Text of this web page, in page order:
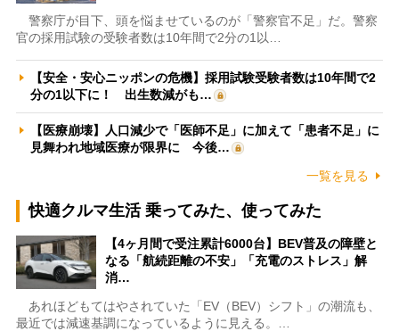
警察庁が目下、頭を悩ませているのが「警察官不足」だ。警察
官の採用試験の受験者数は10年間で2分の1以…
【安全・安心ニッポンの危機】採用試験受験者数は10年間で2
分の1以下に！ 出生数減がも…
【医療崩壊】人口減少で「医師不足」に加えて「患者不足」に
見舞われ地域医療が限界に 今後…
一覧を見る
快適クルマ生活 乗ってみた、使ってみた
【4ヶ月間で受注累計6000台】BEV普及の障壁と
なる「航続距離の不安」「充電のストレス」解
消…
あれほどもてはやされていた「EV（BEV）シフト」の潮流も、
最近では減速基調になっているように見える。…